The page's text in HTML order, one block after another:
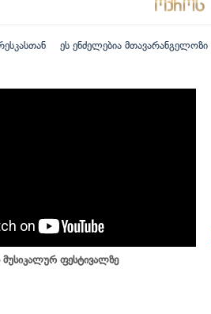
ეს ენძელებია მთავარანგელოზი
მუსიკალურ ფესტივალზე